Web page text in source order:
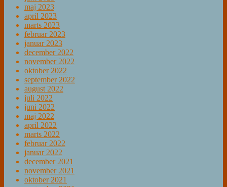
maj 2023
april 2023
marts 2023
februar 2023
januar 2023
december 2022
november 2022
oktober 2022
september 2022
august 2022
juli 2022
juni 2022
maj 2022
april 2022
marts 2022
februar 2022
januar 2022
december 2021
november 2021
oktober 2021